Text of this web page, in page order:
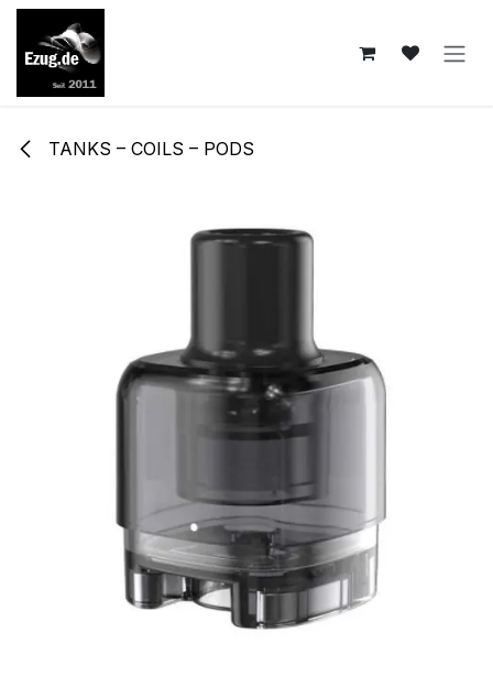
Zum Inhalt springen
TANKS – COILS – PODS